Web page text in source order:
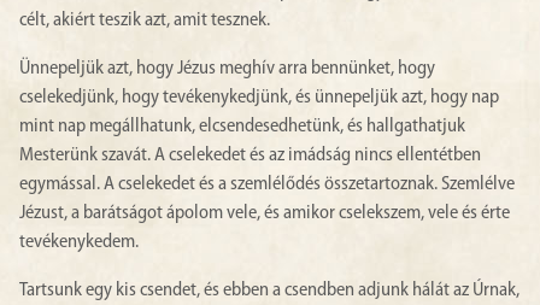
célt, akiért teszik azt, amit tesznek.
Ünnepeljük azt, hogy Jézus meghív arra bennünket, hogy
cselekedjünk, hogy tevékenykedjünk, és ünnepeljük azt, hogy nap
mint nap megállhatunk, elcsendesedhetünk, és hallgathatjuk
Mesterünk szavát. A cselekedet és az imádság nincs ellentétben
egymással. A cselekedet és a szemlélődés összetartoznak. Szemlélve
Jézust, a barátságot ápolom vele, és amikor cselekszem, vele és érte
tevékenykedem.
Tartsunk egy kis csendet, és ebben a csendben adjunk hálát az Úrnak,